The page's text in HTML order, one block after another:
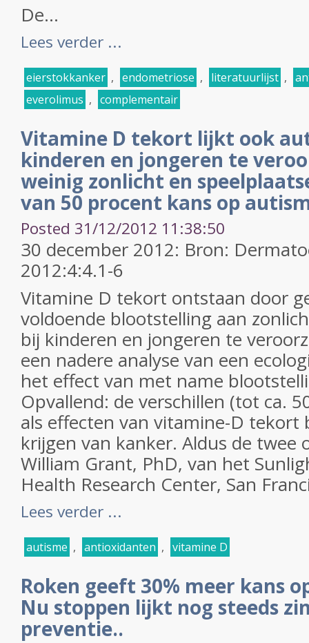
De...
Lees verder ...
eierstokkanker , endometriose , literatuurlijst ,
everolimus , complementair
Vitamine D tekort lijkt ook
kinderen en jongeren te
weinig zonlicht en
van 50 procent kans op
Posted 31/12/2012 11:38:50
30 december 2012: Bron:
2012:4:4.1-6
Vitamine D tekort ontstaan door
voldoende blootstelling aan
bij kinderen en jongeren te
een nadere analyse van een
het effect van met name
Opvallend: de verschillen (tot ca.
als effecten van vitamine-D tekort
krijgen van kanker. Aldus de twee
William Grant, PhD, van het
Health Research Center, San
Lees verder ...
autisme , antioxidanten , vitamine D
Roken geeft 30% meer kans
Nu stoppen lijkt nog steeds
preventie..